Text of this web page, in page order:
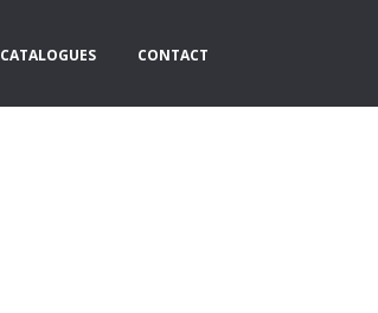
CATALOGUES CONTACT